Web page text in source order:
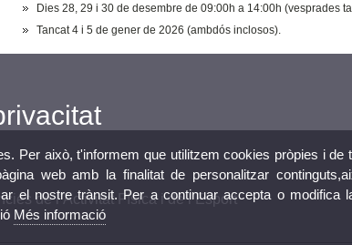
Dies 28, 29 i 30 de desembre de 09:00h a 14:00h (vesprades
Tancat 4 i 5 de gener de 2026 (ambdós inclosos).
de l’Activitat Física i de l’Esport
Per això, t'informem que utilitzem cookies pròpies i de
web amb la finalitat de personalitzar
el nostre trànsit. Per a continuar accepta o modifica
Més informació